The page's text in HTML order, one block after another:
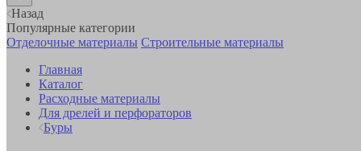
Назад
Популярные категории
Отделочные материалы Строительные материалы
Главная
Каталог
Расходные материалы
Для дрелей и перфораторов
Буры